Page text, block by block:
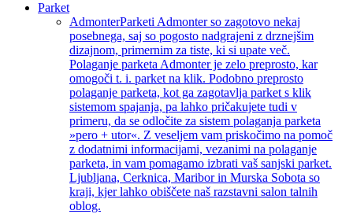
Parket
AdmonterParketi Admonter so zagotovo nekaj
posebnega, saj so pogosto nadgrajeni z drznejšim
dizajnom, primernim za tiste, ki si upate več.
Polaganje parketa Admonter je zelo preprosto, kar
omogoči t. i. parket na klik. Podobno preprosto
polaganje parketa, kot ga zagotavlja parket s klik
sistemom spajanja, pa lahko pričakujete tudi v
primeru, da se odločite za sistem polaganja parketa
»pero + utor«. Z veseljem vam priskočimo na pomoč
z dodatnimi informacijami, vezanimi na polaganje
parketa, in vam pomagamo izbrati vaš sanjski parket.
Ljubljana, Cerknica, Maribor in Murska Sobota so
kraji, kjer lahko obiščete naš razstavni salon talnih
oblog.